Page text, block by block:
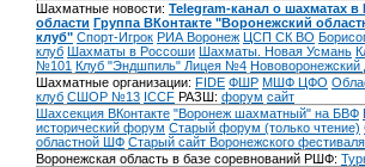
Шахматные новости: Telegram-канал о шахматах
области Группа ВКонтакте "Воронежский
клуб" Спорт-Игрок РИА Воронеж ЦСП СК ВО
клуб Шахматы в Россоши Шахматы. Новая Усмань
№101 Клуб "Эндшпиль" Лицея №4
Шахматные организации: FIDE ФШР МШФ ЦФО
клуб СШОР №13 ICCF РАЗШ: форум сайт
Шахсекция ВКонтакте "Воронеж шахматный" на БВФ
исторический форум Cтарый форум (только чтение)
областной ШФ Старый сайт Воронежского фестиваля
Воронежская область в базе соревнований РШФ: